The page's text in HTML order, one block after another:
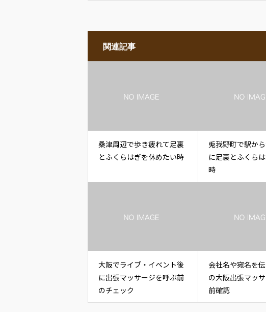
関連記事
桑津周辺で歩き疲れて足裏
とふくらはぎを休めたい時
兎我野町で駅か
に足裏とふくら
時
大阪でライブ・イベント後
に出張マッサージを呼ぶ前
のチェック
会社名や宛名を
の大阪出張マッ
前確認